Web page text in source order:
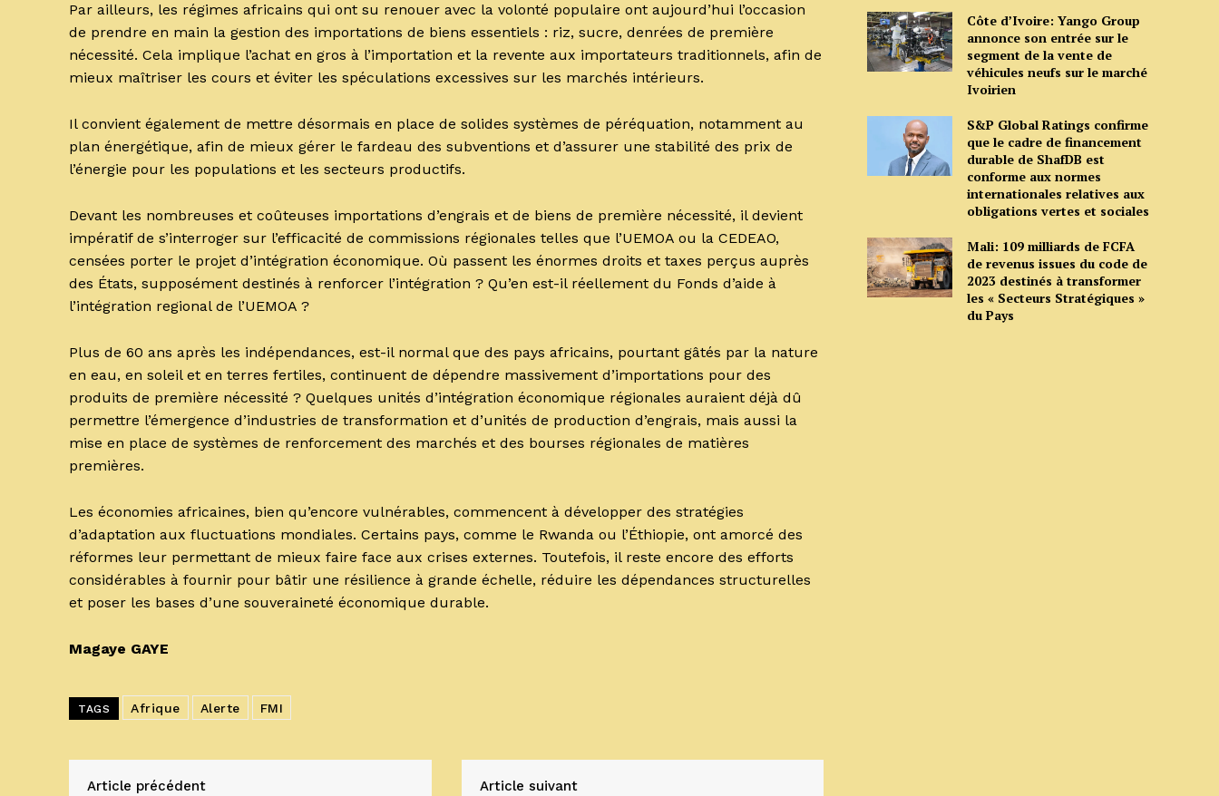
Par ailleurs, les régimes africains qui ont su renouer avec la volonté populaire ont aujourd’hui l’occasion
de prendre en main la gestion des importations de biens essentiels : riz, sucre, denrées de première
nécessité. Cela implique l’achat en gros à l’importation et la revente aux importateurs traditionnels, afin de
mieux maîtriser les cours et éviter les spéculations excessives sur les marchés intérieurs.
Il convient également de mettre désormais en place de solides systèmes de péréquation, notamment au
plan énergétique, afin de mieux gérer le fardeau des subventions et d’assurer une stabilité des prix de
l’énergie pour les populations et les secteurs productifs.
Devant les nombreuses et coûteuses importations d’engrais et de biens de première nécessité, il devient
impératif de s’interroger sur l’efficacité de commissions régionales telles que l’UEMOA ou la CEDEAO,
censées porter le projet d’intégration économique. Où passent les énormes droits et taxes perçus auprès
des États, supposément destinés à renforcer l’intégration ? Qu’en est-il réellement du Fonds d’aide à
l’intégration regional de l’UEMOA ?
Plus de 60 ans après les indépendances, est-il normal que des pays africains, pourtant gâtés par la nature
en eau, en soleil et en terres fertiles, continuent de dépendre massivement d’importations pour des
produits de première nécessité ? Quelques unités d’intégration économique régionales auraient déjà dû
permettre l’émergence d’industries de transformation et d’unités de production d’engrais, mais aussi la
mise en place de systèmes de renforcement des marchés et des bourses régionales de matières
premières.
Les économies africaines, bien qu’encore vulnérables, commencent à développer des stratégies
d’adaptation aux fluctuations mondiales. Certains pays, comme le Rwanda ou l’Éthiopie, ont amorcé des
réformes leur permettant de mieux faire face aux crises externes. Toutefois, il reste encore des efforts
considérables à fournir pour bâtir une résilience à grande échelle, réduire les dépendances structurelles
et poser les bases d’une souveraineté économique durable.
Magaye GAYE
TAGS Afrique Alerte FMI
Article précédent Article suivant
Côte d’Ivoire: Yango Group
annonce son entrée sur le
segment de la vente de
véhicules neufs sur le marché
Ivoirien
S&P Global Ratings confirme
que le cadre de financement
durable de ShafDB est
conforme aux normes
internationales relatives aux
obligations vertes et sociales
Mali: 109 milliards de FCFA
de revenus issues du code de
2023 destinés à transformer
les « Secteurs Stratégiques »
du Pays